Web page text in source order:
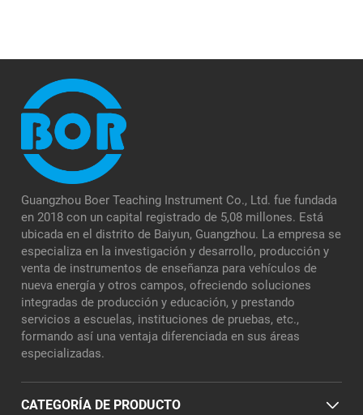
Guangzhou Boer Teaching Instrument Co., Ltd. fue fundada
en 2018 con un capital registrado de 5,08 millones. Está
ubicada en el distrito de Baiyun, Guangzhou. La empresa se
especializa en la investigación y desarrollo, producción y
venta de instrumentos de enseñanza para vehículos de
nueva energía y otros campos, ofreciendo soluciones
integradas de producción y educación, y prestando
servicios a escuelas, instituciones de pruebas, etc.,
formando así una ventaja diferenciada en sus áreas
especializadas.
CATEGORÍA DE PRODUCTO